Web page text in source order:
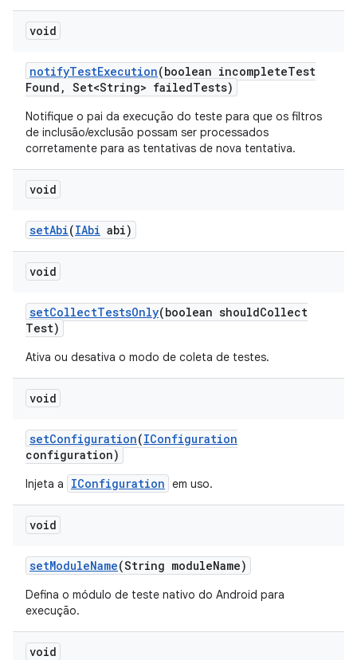
void
notifyTestExecution(boolean incompleteTest
Found , Set<String> failedTests)
Notifique o pai da execução do teste para que os filtros
de inclusão/exclusão possam ser processados
corretamente para as tentativas de nova tentativa.
void
setAbi(IAbi abi)
void
setCollectTestsOnly(boolean shouldCollect
Test)
Ativa ou desativa o modo de coleta de testes.
void
setConfiguration(IConfiguration
configuration)
Injeta a IConfiguration em uso.
void
setModuleName(String moduleName)
Defina o módulo de teste nativo do Android para
execução.
void